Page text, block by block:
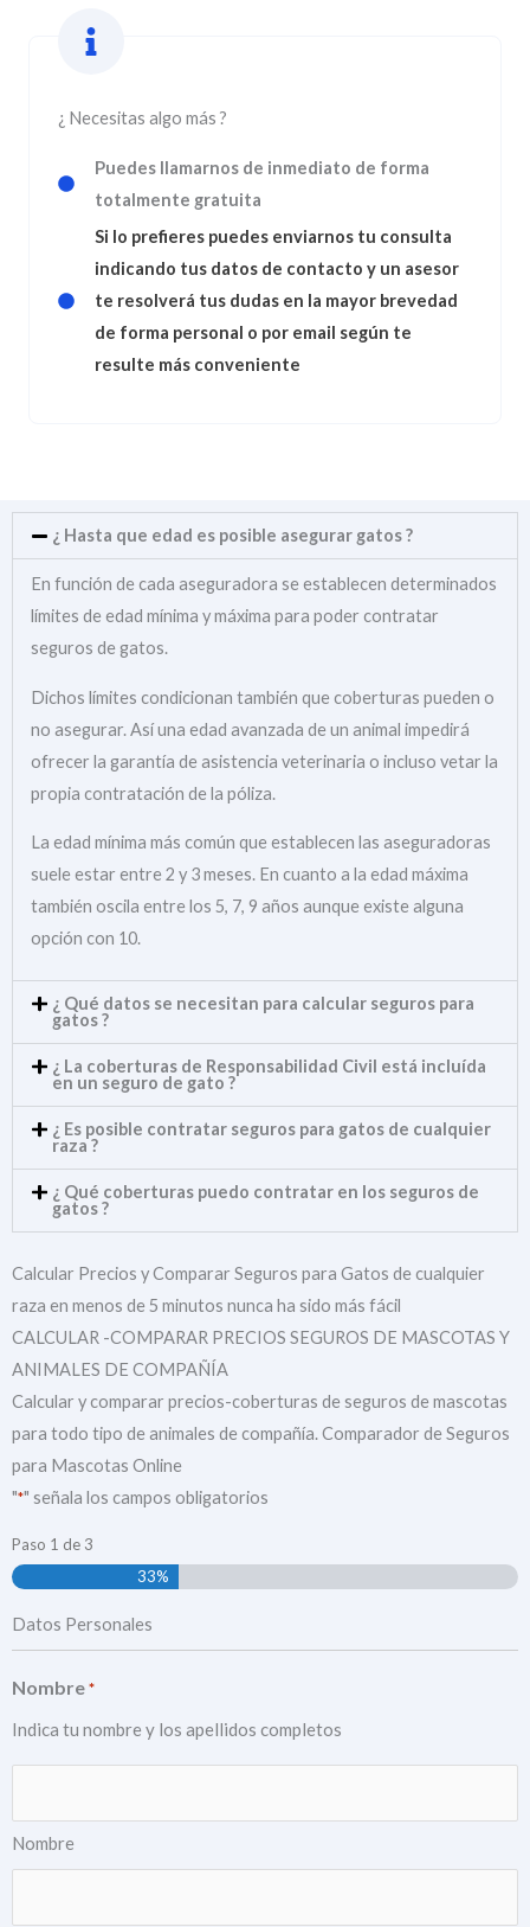
¿ Necesitas algo más ?
Puedes llamarnos de inmediato de forma
totalmente gratuita
Si lo prefieres puedes enviarnos tu consulta
indicando tus datos de contacto y un asesor
te resolverá tus dudas en la mayor brevedad
de forma personal o por email según te
resulte más conveniente
¿ Hasta que edad es posible asegurar gatos ?
En función de cada aseguradora se establecen determinados
límites de edad mínima y máxima para poder contratar
seguros de gatos.
Dichos límites condicionan también que coberturas pueden o
no asegurar. Así una edad avanzada de un animal impedirá
ofrecer la garantía de asistencia veterinaria o incluso vetar la
propia contratación de la póliza.
La edad mínima más común que establecen las aseguradoras
suele estar entre 2 y 3 meses. En cuanto a la edad máxima
también oscila entre los 5, 7, 9 años aunque existe alguna
opción con 10.
¿ Qué datos se necesitan para calcular seguros para
gatos ?
¿ La coberturas de Responsabilidad Civil está incluída
en un seguro de gato ?
¿ Es posible contratar seguros para gatos de cualquier
raza ?
¿ Qué coberturas puedo contratar en los seguros de
gatos ?
Calcular Precios y Comparar Seguros para Gatos de cualquier
raza en menos de 5 minutos nunca ha sido más fácil
CALCULAR -COMPARAR PRECIOS SEGUROS DE MASCOTAS Y
ANIMALES DE COMPAÑÍA
Calcular y comparar precios-coberturas de seguros de mascotas
para todo tipo de animales de compañía. Comparador de Seguros
para Mascotas Online
"*" señala los campos obligatorios
Paso 1 de 3
33%
Datos Personales
Nombre *
Indica tu nombre y los apellidos completos
Nombre